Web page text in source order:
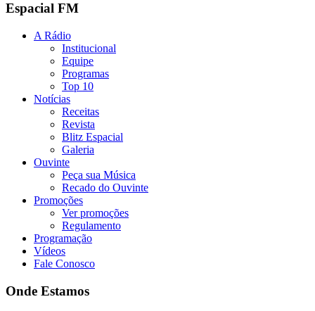
Espacial FM
A Rádio
Institucional
Equipe
Programas
Top 10
Notícias
Receitas
Revista
Blitz Espacial
Galeria
Ouvinte
Peça sua Música
Recado do Ouvinte
Promoções
Ver promoções
Regulamento
Programação
Vídeos
Fale Conosco
Onde Estamos